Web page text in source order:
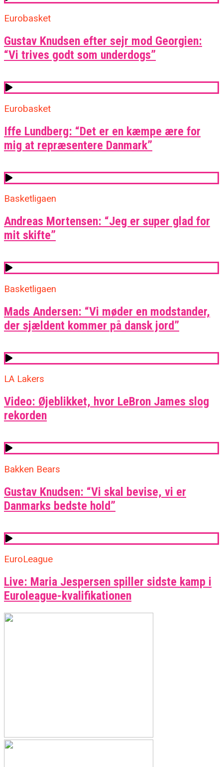
Eurobasket
Gustav Knudsen efter sejr mod Georgien:
“Vi trives godt som underdogs”
Eurobasket
Iffe Lundberg: “Det er en kæmpe ære for
mig at repræsentere Danmark”
Basketligaen
Andreas Mortensen: “Jeg er super glad for
mit skifte”
Basketligaen
Mads Andersen: “Vi møder en modstander,
der sjældent kommer på dansk jord”
LA Lakers
Video: Øjeblikket, hvor LeBron James slog
rekorden
Bakken Bears
Gustav Knudsen: “Vi skal bevise, vi er
Danmarks bedste hold”
EuroLeague
Live: Maria Jespersen spiller sidste kamp i
Euroleague-kvalifikationen